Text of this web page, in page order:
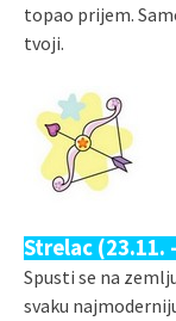
topao prijem.
tvoji.
Strelac (23.11.
Spusti se na
svaku